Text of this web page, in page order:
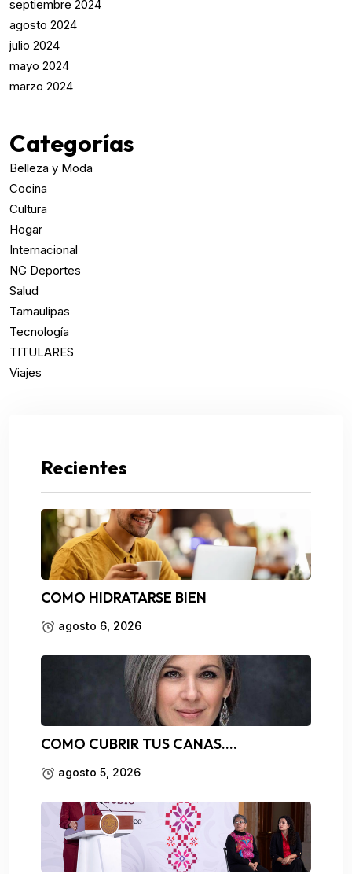
septiembre 2024
agosto 2024
julio 2024
mayo 2024
marzo 2024
Categorías
Belleza y Moda
Cocina
Cultura
Hogar
Internacional
NG Deportes
Salud
Tamaulipas
Tecnología
TITULARES
Viajes
Recientes
COMO HIDRATARSE BIEN
agosto 6, 2026
COMO CUBRIR TUS CANAS….
agosto 5, 2026